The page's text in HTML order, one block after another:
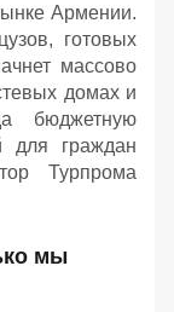
Армении.
готовых
массово
домах и
бюджетную
для граждан
Турпрома
мы